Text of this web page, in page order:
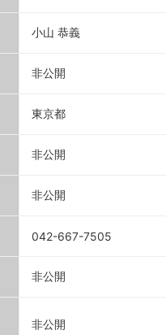
小山 恭義
非公開
東京都
非公開
非公開
042-667-7505
非公開
非公開